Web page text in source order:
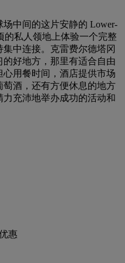
中间的这片安静的 Lower-
的私人领地上体验一个完整
中连接。克雷费尔德塔冈
好地方，那里有适合自由
用餐时间，酒店提供市场
萄酒，还有方便休息的地方
充沛地举办成功的活动和
惠